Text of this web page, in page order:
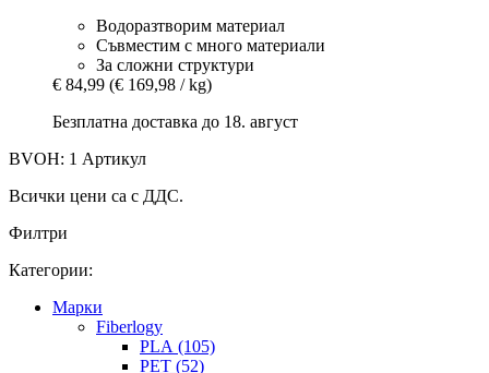
Водоразтворим материал
Съвместим с много материали
За сложни структури
€ 84,99 (€ 169,98 / kg)
Безплатна доставка до 18. август
BVOH: 1 Артикул
Всички цени са с ДДС.
Филтри
Категории:
Mарки
Fiberlogy
PLA (105)
PET (52)